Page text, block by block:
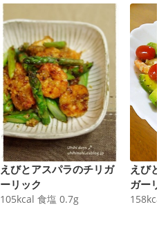
えびとアスパラのチリガ
ーリック
105kcal 食塩 0.7g
えびと
ガーリ
158kcal